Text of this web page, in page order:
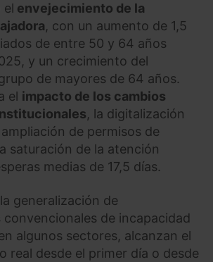
el envejecimiento de la
, con un aumento de 1,5
de entre 50 y 64 años
y un crecimiento del
de mayores de 64 años.
el impacto de los cambios
, la digitalización
de permisos de
saturación de la atención
medias de 17,5 días.
generalización de
de incapacidad
algunos sectores, alcanzan el
real desde el primer día o desde